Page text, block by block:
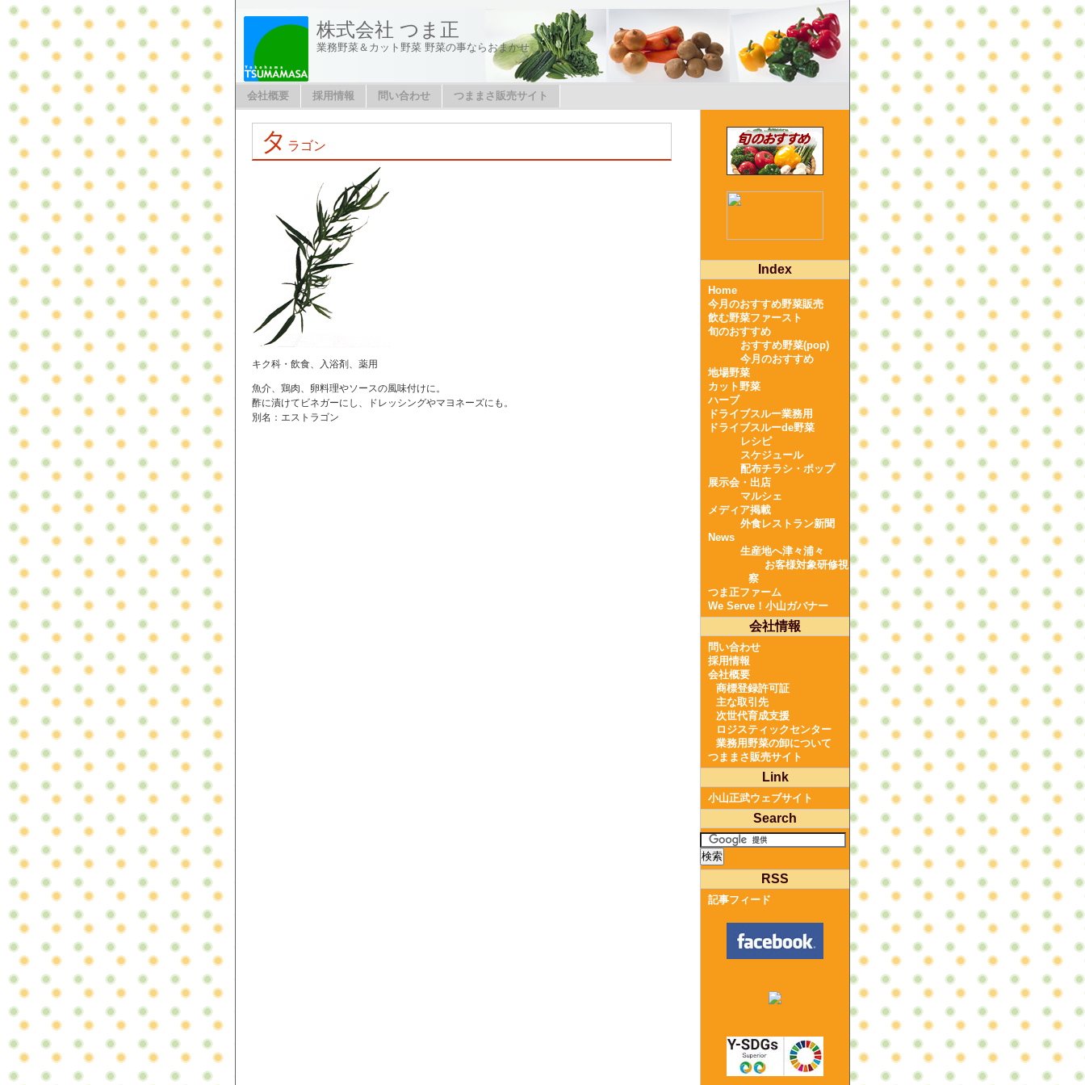
株式会社 つま正
業務野菜＆カット野菜 野菜の事ならおまかせ
会社概要 採用情報 問い合わせ つままさ販売サイト
タ ラゴン
キク科・飲食、入浴剤、薬用
魚介、鶏肉、卵料理やソースの風味付けに。
酢に漬けてビネガーにし、ドレッシングやマヨネーズにも。
別名：エストラゴン
Index
Home
今月のおすすめ野菜販売
飲む野菜ファースト
旬のおすすめ
おすすめ野菜(pop)
今月のおすすめ
地場野菜
カット野菜
ハーブ
ドライブスルー業務用
ドライブスルーde野菜
レシピ
スケジュール
配布チラシ・ポップ
展示会・出店
マルシェ
メディア掲載
外食レストラン新聞
News
生産地へ津々浦々
お客様対象研修視
察
つま正ファーム
We Serve！小山ガバナー
会社情報
問い合わせ
採用情報
会社概要
商標登録許可証
主な取引先
次世代育成支援
ロジスティックセンター
業務用野菜の卸について
つままさ販売サイト
Link
小山正武ウェブサイト
Search
RSS
記事フィード